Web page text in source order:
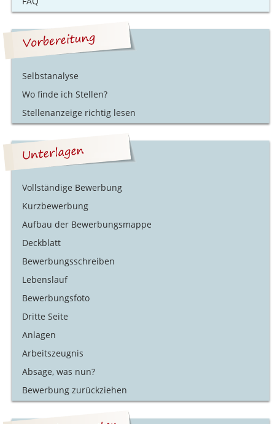
Selbstanalyse
Wo finde ich Stellen?
Stellenanzeige richtig lesen
Vollständige Bewerbung
Kurzbewerbung
Aufbau der Bewerbungsmappe
Deckblatt
Bewerbungsschreiben
Lebenslauf
Bewerbungsfoto
Dritte Seite
Anlagen
Arbeitszeugnis
Absage, was nun?
Bewerbung zurückziehen